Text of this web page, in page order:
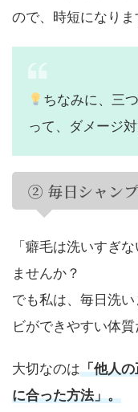
ので、時短になりま
ちなみに、三
って、ダメージ
② 毎日シャン
「癖毛は洗いすぎ
ませんか？
でも私は、毎日洗
ビができやすい体質
大切なのは「他人
に合った方法」。